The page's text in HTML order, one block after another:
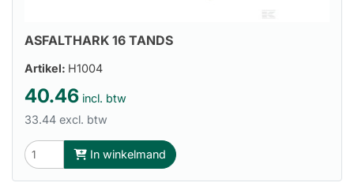
ASFALTHARK 16 TANDS
Artikel: H1004
40.46 incl. btw
33.44 excl. btw
In winkelmand